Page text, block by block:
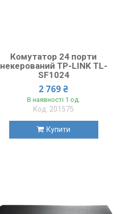
Комутатор 24 порти
некерований TP-LINK TL-
SF1024
2 769 ₴
В наявності 1 од.
201575
Купити